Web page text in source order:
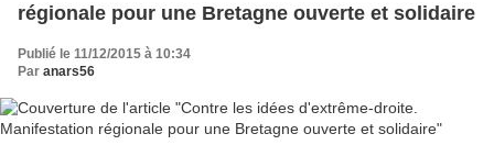
régionale pour une Bretagne ouverte et solidaire
Publié le 11/12/2015 à 10:34
Par anars56